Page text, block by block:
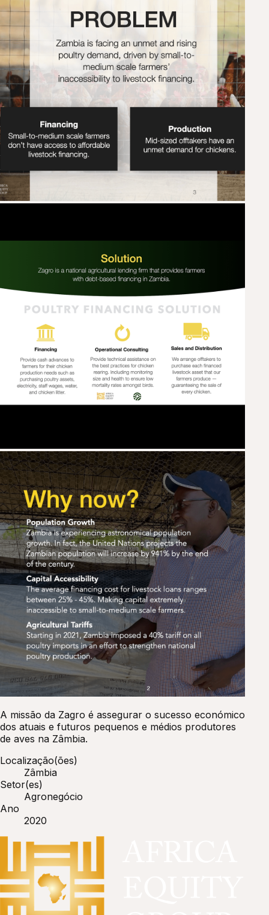
A missão da Zagro é assegurar o sucesso económico
dos atuais e futuros pequenos e médios produtores
de aves na Zâmbia.
Localização(ões)
Zâmbia
Setor(es)
Agronegócio
Ano
2020